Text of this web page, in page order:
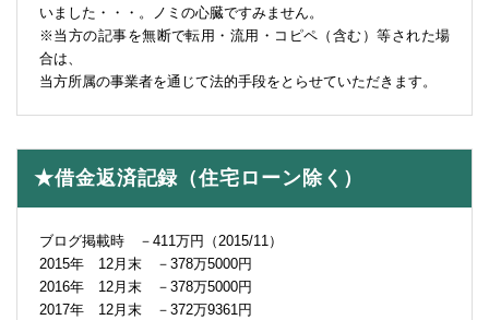
いました・・・。ノミの心臓ですみません。
※当方の記事を無断で転用・流用・コピペ（含む）等された場
合は、
当方所属の事業者を通じて法的手段をとらせていただきます。
★借金返済記録（住宅ローン除く）
ブログ掲載時 －411万円（2015/11）
2015年 12月末 －378万5000円
2016年 12月末 －378万5000円
2017年 12月末 －372万9361円